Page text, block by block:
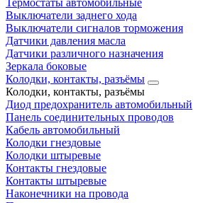
Термостаты автомобильные
Выключатели заднего хода
Выключатели сигналов торможения
Датчики давления масла
Датчики различного назначения
Зеркала боковые
Колодки, контакты, разъёмы
Колодки, контакты, разъёмы
Диод предохранитель автомобильный
Панель соединительных проводов
Кабель автомобильный
Колодки гнездовые
Колодки штыревые
Контакты гнездовые
Контакты штыревые
Наконечники на провода